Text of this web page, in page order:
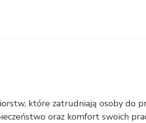
które zatrudniają osoby do
oraz komfort swoich